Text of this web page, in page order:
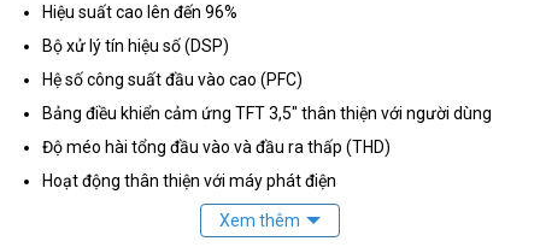
Hiệu suất cao lên đến 96%
Bộ xử lý tín hiệu số (DSP)
Hệ số công suất đầu vào cao (PFC)
Bảng điều khiển cảm ứng TFT 3,5" thân thiện với người dùng
Độ méo hài tổng đầu vào và đầu ra thấp (THD)
Hoạt động thân thiện với máy phát điện
Khả năng song song trên trang web lên đến 4 đơn vị